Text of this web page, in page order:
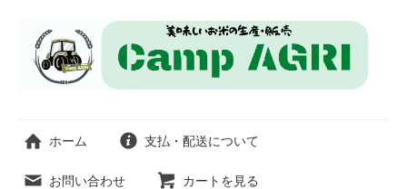
ホーム 支払・配送について
お問い合わせ カートを見る